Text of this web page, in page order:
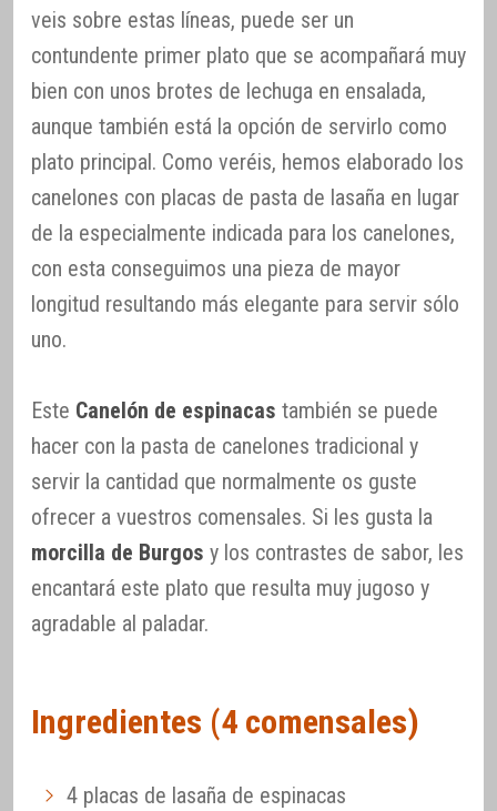
veis sobre estas líneas, puede ser un
contundente primer plato que se acompañará muy
bien con unos brotes de lechuga en ensalada,
aunque también está la opción de servirlo como
plato principal. Como veréis, hemos elaborado los
canelones con placas de pasta de lasaña en lugar
de la especialmente indicada para los canelones,
con esta conseguimos una pieza de mayor
longitud resultando más elegante para servir sólo
uno.
Este Canelón de espinacas también se puede
hacer con la pasta de canelones tradicional y
servir la cantidad que normalmente os guste
ofrecer a vuestros comensales. Si les gusta la
morcilla de Burgos y los contrastes de sabor, les
encantará este plato que resulta muy jugoso y
agradable al paladar.
Ingredientes (4 comensales)
4 placas de lasaña de espinacas